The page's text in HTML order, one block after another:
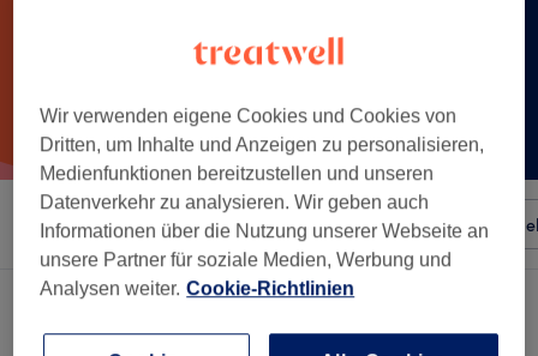
Sortieren nach Besonderheiten Salons
Ein Salon, der anbietet:
Wir verwenden eigene Cookies und Cookies von
Dritten, um Inhalte und Anzeigen zu personalisieren,
Medienfunktionen bereitzustellen und unseren
Datenverkehr zu analysieren. Wir geben auch
Informationen über die Nutzung unserer Webseite an
unsere Partner für soziale Medien, Werbung und
Analysen weiter. Cookie-Richtlinien